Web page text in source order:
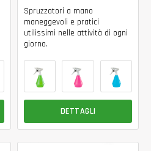
Spruzzatori a mano
maneggevoli e pratici
utilissimi nelle attività di ogni
giorno.
DETTAGLI